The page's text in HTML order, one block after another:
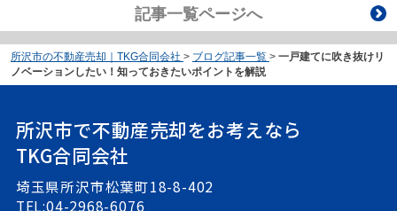
記事一覧ページへ
所沢市の不動産売却｜TKG合同会社 > ブログ記事一覧 > 一戸建てに吹き抜けリ
ノベーションしたい！知っておきたいポイントを解説
所沢市で不動産売却をお考えなら
TKG合同会社
埼玉県所沢市松葉町18-8-402
TEL:04-2968-6076